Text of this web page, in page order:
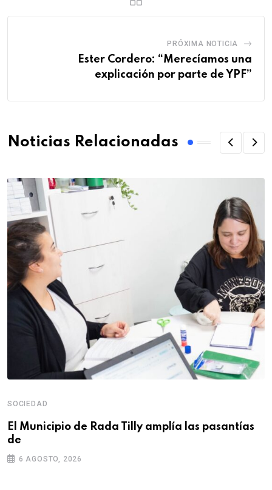
PRÓXIMA NOTICIA
Ester Cordero: “Merecíamos una
explicación por parte de YPF”
Noticias Relacionadas
SOCIEDAD
El Municipio de Rada Tilly amplía las pasantías
de
6 AGOSTO, 2026